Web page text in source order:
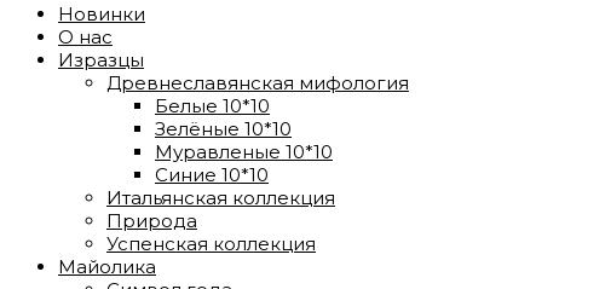
Новинки
О нас
Изразцы
Древнеславянская мифология
Белые 10*10
Зелёные 10*10
Муравленые 10*10
Синие 10*10
Итальянская коллекция
Природа
Успенская коллекция
Майолика